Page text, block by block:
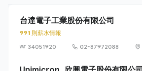
台達電子工業股份有限公司
991 則薪水情報
34051920
02-87972088